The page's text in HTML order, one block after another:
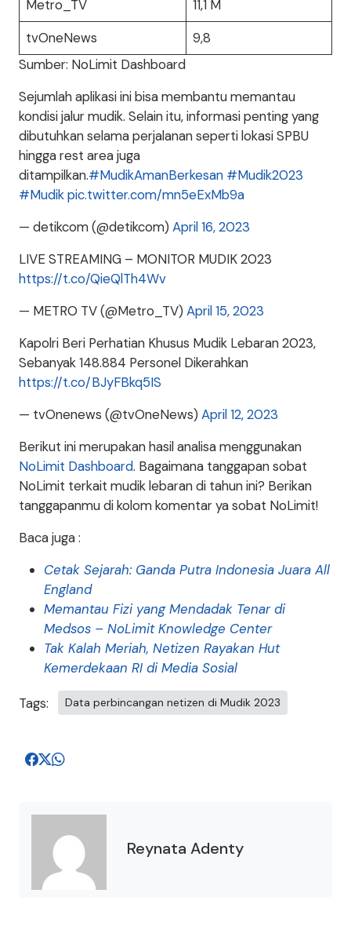
Metro_TV
11,1 M
tvOneNews
9,8
Sumber: NoLimit Dashboard
Sejumlah aplikasi ini bisa membantu memantau
kondisi jalur mudik. Selain itu, informasi penting yang
dibutuhkan selama perjalanan seperti lokasi SPBU
hingga rest area juga
ditampilkan.#MudikAmanBerkesan #Mudik2023
#Mudikpic.twitter.com/mn5eExMb9a
— detikcom (@detikcom) April 16, 2023
LIVE STREAMING – MONITOR MUDIK 2023
https://t.co/QieQlTh4Wv
— METRO TV (@Metro_TV) April 15, 2023
Kapolri Beri Perhatian Khusus Mudik Lebaran 2023,
Sebanyak 148.884 Personel Dikerahkan
https://t.co/BJyFBkq5IS
— tvOnenews (@tvOneNews) April 12, 2023
Berikut ini merupakan hasil analisa menggunakan
NoLimit Dashboard. Bagaimana tanggapan sobat
NoLimit terkait mudik lebaran di tahun ini? Berikan
tanggapanmu di kolom komentar ya sobat NoLimit!
Baca juga :
Cetak Sejarah: Ganda Putra Indonesia Juara All
England
Memantau Fizi yang Mendadak Tenar di
Medsos – NoLimit Knowledge Center
Tak Kalah Meriah, Netizen Rayakan Hut
Kemerdekaan RI di Media Sosial
Tags: Data perbincangan netizen di Mudik 2023
Reynata Adenty